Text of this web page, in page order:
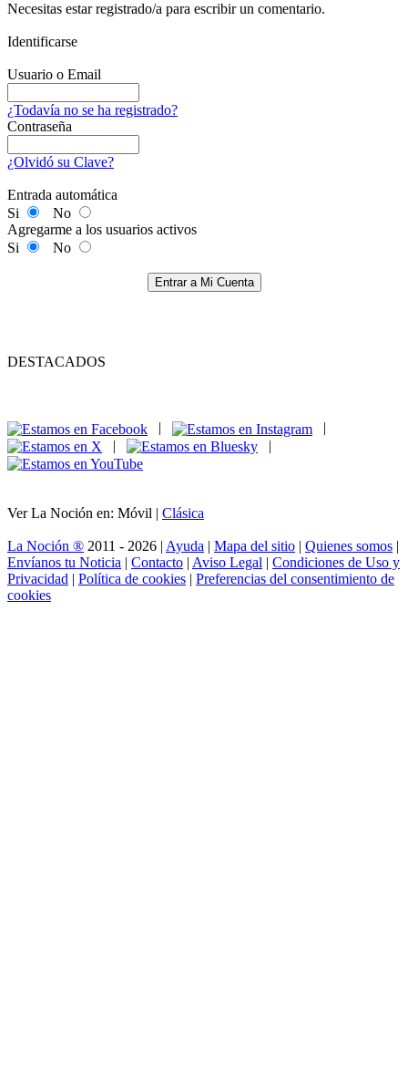
Necesitas estar registrado/a para escribir un comentario.
Identificarse
Usuario o Email
¿Todavía no se ha registrado?
Contraseña
¿Olvidó su Clave?
Entrada automática
Si
No
Agregarme a los usuarios activos
Si
No
Entrar a Mi Cuenta
DESTACADOS
|
|
Ver La Noción en: Móvil | Clásica
La Noción ® 2011 - 2026 | Ayuda | Mapa del sitio | Quienes somos |
Envíanos tu Noticia | Contacto | Aviso Legal | Condiciones de Uso y
Privacidad | Política de cookies | Preferencias del consentimiento de
cookies